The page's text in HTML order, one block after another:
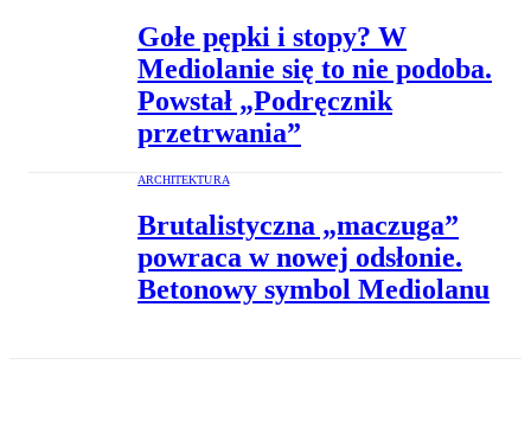
Gołe pępki i stopy? W
Mediolanie się to nie podoba.
Powstał „Podręcznik
przetrwania”
ARCHITEKTURA
Brutalistyczna „maczuga”
powraca w nowej odsłonie.
Betonowy symbol Mediolanu